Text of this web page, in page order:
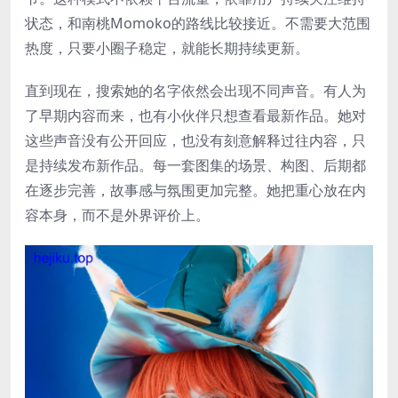
状态，和南桃Momoko的路线比较接近。不需要大范围
热度，只要小圈子稳定，就能长期持续更新。
直到现在，搜索她的名字依然会出现不同声音。有人为
了早期内容而来，也有小伙伴只想查看最新作品。她对
这些声音没有公开回应，也没有刻意解释过往内容，只
是持续发布新作品。每一套图集的场景、构图、后期都
在逐步完善，故事感与氛围更加完整。她把重心放在内
容本身，而不是外界评价上。